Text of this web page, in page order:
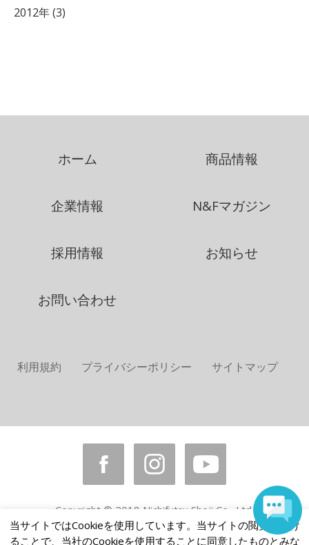
2012年 (3)
ホーム 商品情報
企業情報 N&Fマガジン
採用情報 お知らせ
お問い合わせ
利用規約 プライバシーポリシー サイトマップ
Copyright © 2018 Nichifutsu Shoji Co., Ltd.
All rights reserved.
当サイトではCookieを使用しています。当サイトの閲覧を続け
ることで、当社のCookieを使用することに同意したものとみな